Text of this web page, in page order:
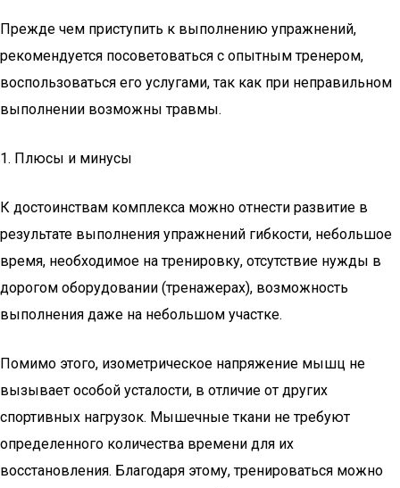
Прежде чем приступить к выполнению упражнений,
рекомендуется посоветоваться с опытным тренером,
воспользоваться его услугами, так как при неправильном
выполнении возможны травмы.
1. Плюсы и минусы
К достоинствам комплекса можно отнести развитие в
результате выполнения упражнений гибкости, небольшое
время, необходимое на тренировку, отсутствие нужды в
дорогом оборудовании (тренажерах), возможность
выполнения даже на небольшом участке.
Помимо этого, изометрическое напряжение мышц не
вызывает особой усталости, в отличие от других
спортивных нагрузок. Мышечные ткани не требуют
определенного количества времени для их
восстановления. Благодаря этому, тренироваться можно